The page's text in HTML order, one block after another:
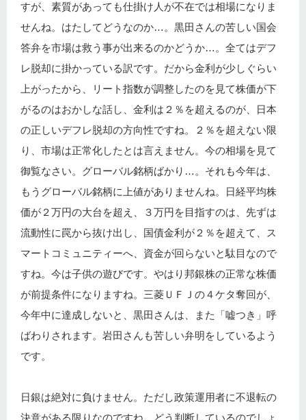
すが、素質があっても仕掛け人が不在では相場になりま
せんね。はたしてどうなのか…。黒田さんの苦しい国会
答弁を市場は救う事が出来るのかどうか…。全てはデフ
レ脱却に掛かっている訳です。だから金利が少しぐらい
上がったから、リート指数が調整したのを見て株価が下
がるのはおかしな話し、金利は２％を超えるのが、日本
の正しいデフレ脱却の方向性ですね。２％を超えない限
り、市場は正常化したとは言えません。今の相場を見て
御覧なさい。グローバル銘柄ばかり…。それも今年は、
もうグローバル銘柄に上値がありませんね。日経平均株
価が２万円の大台を超え、３万円を目指すのは、先ずは
流動性に罠から抜け出し、国債金利が２％を超えて、ス
マートコミュニティーへ、資金が回らないと駄目なので
すね。今は子供の遊びです。やはり邦銀株の正常な株価
が前提条件になりますね。三菱ＵＦＪの４ケタ奪回が、
今年中に達成しないと、黒田さんは、また「嘘つき」呼
ばわりされます。岩田さんも苦しい弁明をしているよう
です。
日銀は絶対に負けません。ただし政策運用者に不退転の
決意がある限りなのですね。どう判断しているのでしょ